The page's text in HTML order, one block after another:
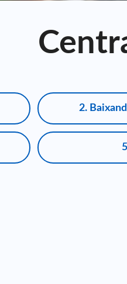
2.